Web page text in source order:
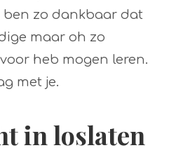
ben zo dankbaar dat
maar oh zo
heb mogen leren.
met je.
in loslaten